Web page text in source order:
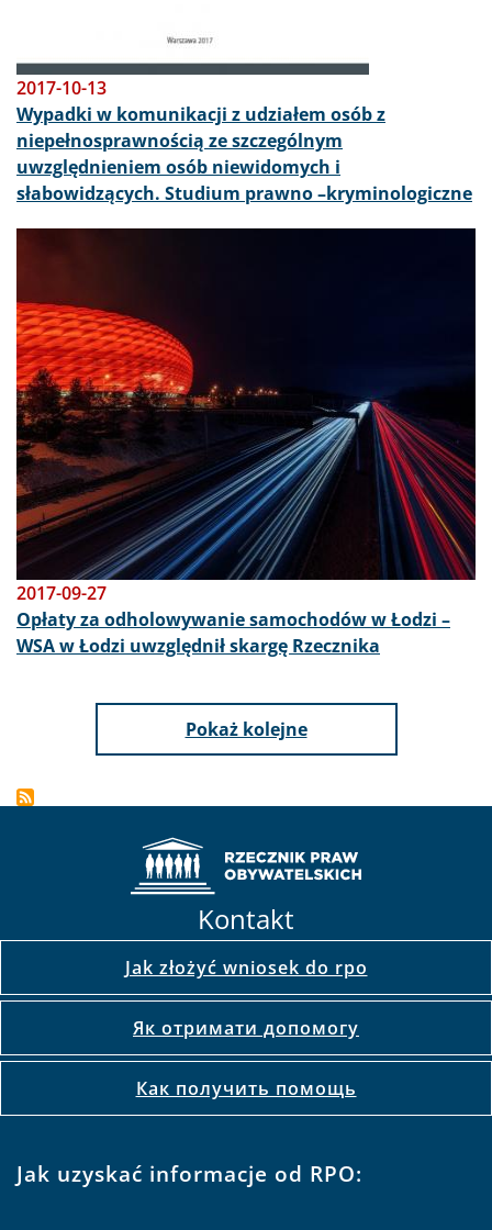
2017-10-13
Wypadki w komunikacji z udziałem osób z
niepełnosprawnością ze szczególnym
uwzględnieniem osób niewidomych i
słabowidzących. Studium prawno –kryminologiczne
2017-09-27
Opłaty za odholowywanie samochodów w Łodzi –
WSA w Łodzi uwzględnił skargę Rzecznika
Pokaż kolejne
Kontakt
Jak złożyć wniosek do rpo
Як отримати допомогу
Как получить помощь
Jak uzyskać informacje od RPO: